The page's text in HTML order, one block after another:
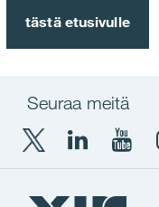
tästä etusivulle
Seuraa meitä
X
YIT
YITYIT